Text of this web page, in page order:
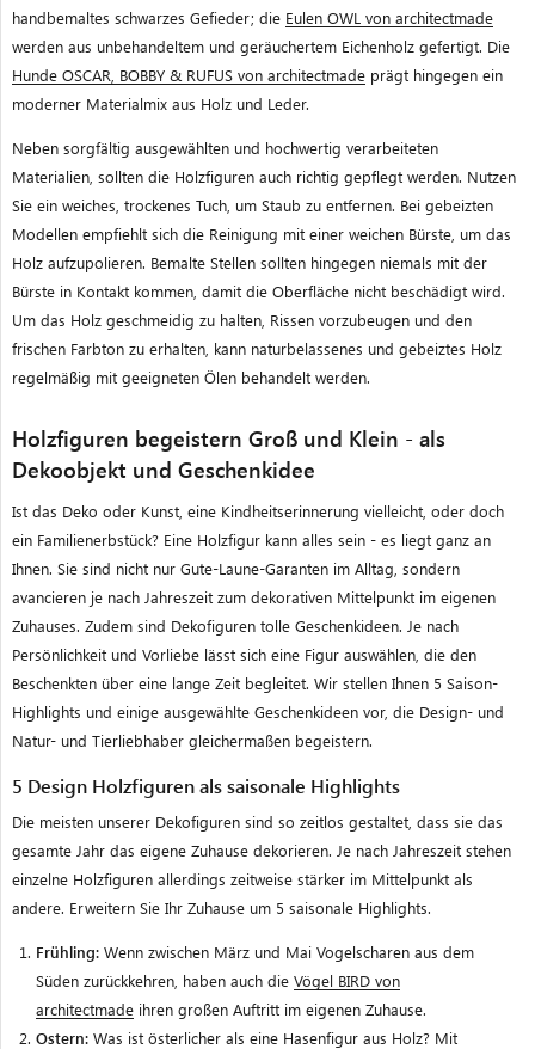
handbemaltes schwarzes Gefieder; die Eulen OWL von architectmade
werden aus unbehandeltem und geräuchertem Eichenholz gefertigt. Die
Hunde OSCAR, BOBBY & RUFUS von architectmade prägt hingegen ein
moderner Materialmix aus Holz und Leder.
Neben sorgfältig ausgewählten und hochwertig verarbeiteten
Materialien, sollten die Holzfiguren auch richtig gepflegt werden. Nutzen
Sie ein weiches, trockenes Tuch, um Staub zu entfernen. Bei gebeizten
Modellen empfiehlt sich die Reinigung mit einer weichen Bürste, um das
Holz aufzupolieren. Bemalte Stellen sollten hingegen niemals mit der
Bürste in Kontakt kommen, damit die Oberfläche nicht beschädigt wird.
Um das Holz geschmeidig zu halten, Rissen vorzubeugen und den
frischen Farbton zu erhalten, kann naturbelassenes und gebeiztes Holz
regelmäßig mit geeigneten Ölen behandelt werden.
Holzfiguren begeistern Groß und Klein - als
Dekoobjekt und Geschenkidee
Ist das Deko oder Kunst, eine Kindheitserinnerung vielleicht, oder doch
ein Familienerbstück? Eine Holzfigur kann alles sein - es liegt ganz an
Ihnen. Sie sind nicht nur Gute-Laune-Garanten im Alltag, sondern
avancieren je nach Jahreszeit zum dekorativen Mittelpunkt im eigenen
Zuhauses. Zudem sind Dekofiguren tolle Geschenkideen. Je nach
Persönlichkeit und Vorliebe lässt sich eine Figur auswählen, die den
Beschenkten über eine lange Zeit begleitet. Wir stellen Ihnen 5 Saison-
Highlights und einige ausgewählte Geschenkideen vor, die Design- und
Natur- und Tierliebhaber gleichermaßen begeistern.
5 Design Holzfiguren als saisonale Highlights
Die meisten unserer Dekofiguren sind so zeitlos gestaltet, dass sie das
gesamte Jahr das eigene Zuhause dekorieren. Je nach Jahreszeit stehen
einzelne Holzfiguren allerdings zeitweise stärker im Mittelpunkt als
andere. Erweitern Sie Ihr Zuhause um 5 saisonale Highlights.
Frühling: Wenn zwischen März und Mai Vogelscharen aus dem
Süden zurückkehren, haben auch die Vögel BIRD von
architectmade ihren großen Auftritt im eigenen Zuhause.
Ostern: Was ist österlicher als eine Hasenfigur aus Holz? Mit